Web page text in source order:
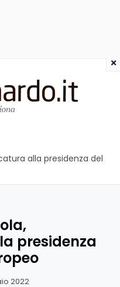
alla presidenza del
presidenza
2022
×